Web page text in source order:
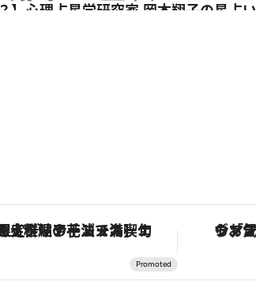
】心理占星学研究家 岡本翔子の星占い
ーコース】旬を迎える稚鮎や花ズッキーニなどをイタリア・トスカーナの郷土料理の手法で満喫！